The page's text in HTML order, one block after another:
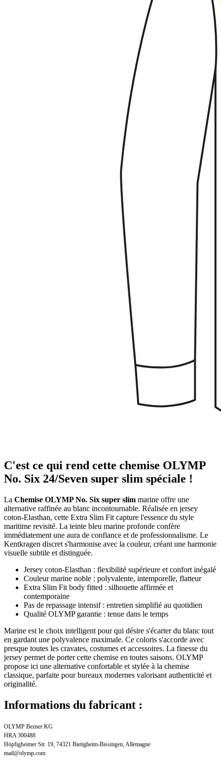
C'est ce qui rend cette chemise OLYMP
No. Six 24/Seven super slim spéciale !
La Chemise OLYMP No. Six super slim marine offre une
alternative raffinée au blanc incontournable. Réalisée en jersey
coton-Elasthan, cette Extra Slim Fit capture l'essence du style
maritime revisité. La teinte bleu marine profonde confère
immédiatement une aura de confiance et de professionnalisme. Le
Kentkragen discret s'harmonise avec la couleur, créant une harmonie
visuelle subtile et distinguée.
Jersey coton-Elasthan : flexibilité supérieure et confort inégalé
Couleur marine noble : polyvalente, intemporelle, flatteur
Extra Slim Fit body fitted : silhouette affirmée et
contemporaine
Pas de repassage intensif : entretien simplifié au quotidien
Qualité OLYMP garantie : tenue dans le temps
Marine est le choix intelligent pour qui désire s'écarter du blanc tout
en gardant une polyvalence maximale. Ce coloris s'accorde avec
presque toutes les cravates, costumes et accessoires. La finesse du
jersey permet de porter cette chemise en toutes saisons. OLYMP
propose ici une alternative confortable et stylée à la chemise
classique, parfaite pour bureaux modernes valorisant authenticité et
originalité.
Informations du fabricant :
OLYMP Bezner KG
HRA 300488
Höpfigheimer Str. 19, 74321 Bietigheim-Bissingen, Allemagne
mail@olymp.com